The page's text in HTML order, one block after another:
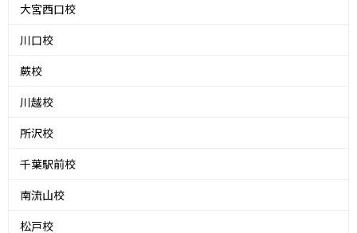
大宮西口校
川口校
蕨校
川越校
所沢校
千葉駅前校
南流山校
松戸校